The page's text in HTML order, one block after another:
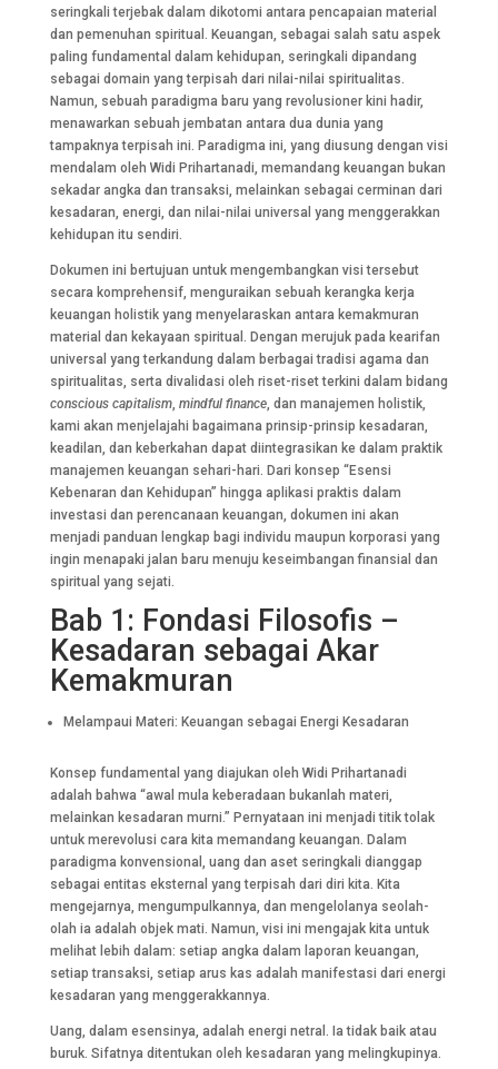
seringkali terjebak dalam dikotomi antara pencapaian material
dan pemenuhan spiritual. Keuangan, sebagai salah satu aspek
paling fundamental dalam kehidupan, seringkali dipandang
sebagai domain yang terpisah dari nilai-nilai spiritualitas.
Namun, sebuah paradigma baru yang revolusioner kini hadir,
menawarkan sebuah jembatan antara dua dunia yang
tampaknya terpisah ini. Paradigma ini, yang diusung dengan visi
mendalam oleh Widi Prihartanadi, memandang keuangan bukan
sekadar angka dan transaksi, melainkan sebagai cerminan dari
kesadaran, energi, dan nilai-nilai universal yang menggerakkan
kehidupan itu sendiri.
Dokumen ini bertujuan untuk mengembangkan visi tersebut
secara komprehensif, menguraikan sebuah kerangka kerja
keuangan holistik yang menyelaraskan antara kemakmuran
material dan kekayaan spiritual. Dengan merujuk pada kearifan
universal yang terkandung dalam berbagai tradisi agama dan
spiritualitas, serta divalidasi oleh riset-riset terkini dalam bidang
conscious capitalism, mindful finance, dan manajemen holistik,
kami akan menjelajahi bagaimana prinsip-prinsip kesadaran,
keadilan, dan keberkahan dapat diintegrasikan ke dalam praktik
manajemen keuangan sehari-hari. Dari konsep “Esensi
Kebenaran dan Kehidupan” hingga aplikasi praktis dalam
investasi dan perencanaan keuangan, dokumen ini akan
menjadi panduan lengkap bagi individu maupun korporasi yang
ingin menapaki jalan baru menuju keseimbangan finansial dan
spiritual yang sejati.
Bab 1: Fondasi Filosofis –
Kesadaran sebagai Akar
Kemakmuran
Melampaui Materi: Keuangan sebagai Energi Kesadaran
Konsep fundamental yang diajukan oleh Widi Prihartanadi
adalah bahwa “awal mula keberadaan bukanlah materi,
melainkan kesadaran murni.” Pernyataan ini menjadi titik tolak
untuk merevolusi cara kita memandang keuangan. Dalam
paradigma konvensional, uang dan aset seringkali dianggap
sebagai entitas eksternal yang terpisah dari diri kita. Kita
mengejarnya, mengumpulkannya, dan mengelolanya seolah-
olah ia adalah objek mati. Namun, visi ini mengajak kita untuk
melihat lebih dalam: setiap angka dalam laporan keuangan,
setiap transaksi, setiap arus kas adalah manifestasi dari energi
kesadaran yang menggerakkannya.
Uang, dalam esensinya, adalah energi netral. Ia tidak baik atau
buruk. Sifatnya ditentukan oleh kesadaran yang melingkupinya.